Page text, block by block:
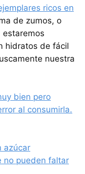
ricos en
de zumos, o
estaremos
hidratos de fácil
nuestra
bien pero
al consumirla.
azúcar
no pueden faltar